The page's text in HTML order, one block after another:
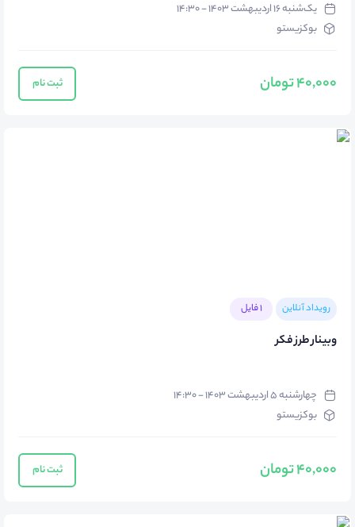
یک‌شنبه ۱۶ اردیبهشت ۱۴۰۳ - ۱۴:۳۰
بوکزیستو
40,000 تومان ثبت نام
رویداد آنلاین 1 فایل
وبینار طرز فکر
چهارشنبه ۵ اردیبهشت ۱۴۰۳ - ۱۴:۳۰
بوکزیستو
40,000 تومان ثبت نام